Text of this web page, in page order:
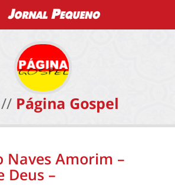
Página Gospel
Naves Amorim –
Deus –